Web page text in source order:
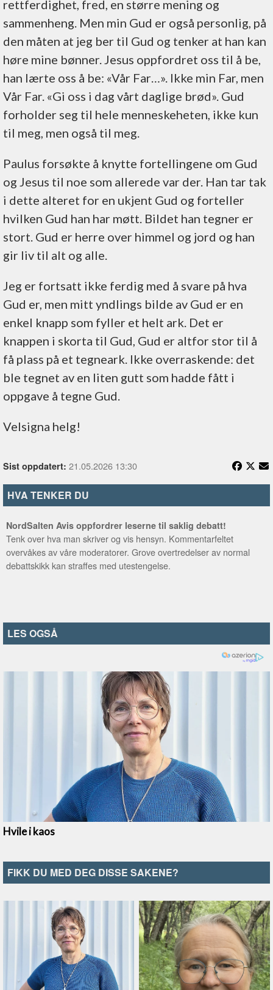
rettferdighet, fred, en større mening og
sammenheng. Men min Gud er også personlig, på
den måten at jeg ber til Gud og tenker at han kan
høre mine bønner. Jesus oppfordret oss til å be,
han lærte oss å be: «Vår Far…». Ikke min Far, men
Vår Far. «Gi oss i dag vårt daglige brød». Gud
forholder seg til hele menneskeheten, ikke kun
til meg, men også til meg.
Paulus forsøkte å knytte fortellingene om Gud
og Jesus til noe som allerede var der. Han tar tak
i dette alteret for en ukjent Gud og forteller
hvilken Gud han har møtt. Bildet han tegner er
stort. Gud er herre over himmel og jord og han
gir liv til alt og alle.
Jeg er fortsatt ikke ferdig med å svare på hva
Gud er, men mitt yndlings bilde av Gud er en
enkel knapp som fyller et helt ark. Det er
knappen i skorta til Gud, Gud er altfor stor til å
få plass på et tegneark. Ikke overraskende: det
ble tegnet av en liten gutt som hadde fått i
oppgave å tegne Gud.
Velsigna helg!
Sist oppdatert: 21.05.2026 13:30
HVA TENKER DU
NordSalten Avis oppfordrer leserne til saklig debatt!
Tenk over hva man skriver og vis hensyn. Kommentarfeltet
overvåkes av våre moderatorer. Grove overtredelser av normal
debattskikk kan straffes med utestengelse.
LES OGSÅ
FIKK DU MED DEG DISSE SAKENE?